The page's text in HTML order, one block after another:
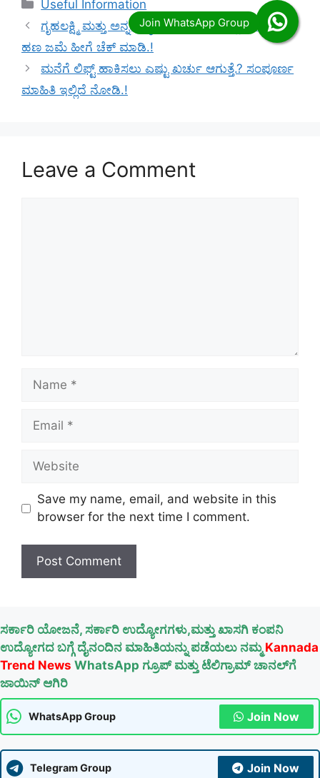
Useful Information
ಗೃಹಲಕ್ಷ್ಮಿ ಮತ್ತು ಅನ್ನಭಾಗ್ಯ ಯೋಜನೆಯ ಎಲ್ಲಾ ಪೆಂಡಿಂಗ್
ಹಣ ಜಮೆ ಹೀಗೆ ಚೆಕ್ ಮಾಡಿ.!
ಮನೆಗೆ ಲಿಫ್ಟ್ ಹಾಕಿಸಲು ಎಷ್ಟು ಖರ್ಚು ಆಗುತ್ತೆ.? ಸಂಪೂರ್ಣ
ಮಾಹಿತಿ ಇಲ್ಲಿದೆ ನೋಡಿ.!
Leave a Comment
Name
Email
Website
Save my name, email, and website in this
browser for the next time I comment.
ಸರ್ಕಾರಿ ಯೋಜನೆ, ಸರ್ಕಾರಿ ಉದ್ಯೋಗಗಳು,ಮತ್ತು ಖಾಸಗಿ ಕಂಪನಿ
ಉದ್ಯೋಗದ ಬಗ್ಗೆ ದೈನಂದಿನ ಮಾಹಿತಿಯನ್ನು ಪಡೆಯಲು ನಮ್ಮ Kannada
Trend News WhatsApp ಗ್ರೂಪ್ ಮತ್ತು ಟೆಲಿಗ್ರಾಮ್ ಚಾನಲ್‌ಗೆ
ಜಾಯಿನ್ ಆಗಿರಿ
WhatsApp Group Join Now
Telegram Group Join Now